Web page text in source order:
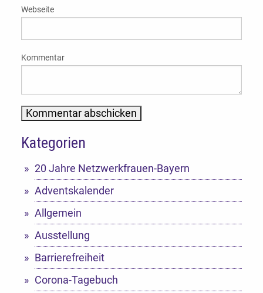
Webseite
Kommentar
Alternative:
Kategorien
20 Jahre Netzwerkfrauen-Bayern
Adventskalender
Allgemein
Ausstellung
Barrierefreiheit
Corona-Tagebuch